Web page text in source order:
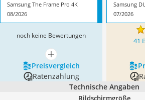
Samsung The Frame Pro 4K
08/2026
Samsung
07/2026
noch keine Bewertungen
41
mehr anzeigen
Preis­vergleich
Ratenzahlung
Technische Angaben
Bildschirmgröße